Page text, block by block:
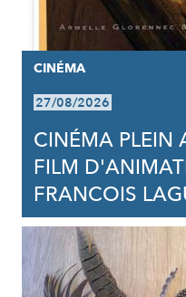
CINÉMA
27/08/2026
CINÉMA PLEIN
FILM
FRANCOIS